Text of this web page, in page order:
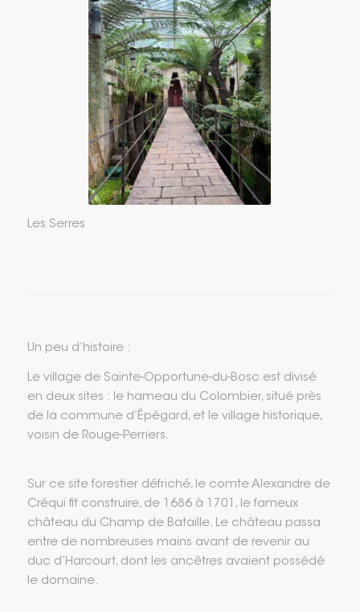
Les Serres
Un peu d’histoire :
Le village de Sainte-Opportune-du-Bosc est divisé
en deux sites : le hameau du Colombier, situé près
de la commune d’Épégard, et le village historique,
voisin de Rouge-Perriers.
Sur ce site forestier défriché, le comte Alexandre de
Créqui fit construire, de 1686 à 1701, le fameux
château du Champ de Bataille. Le château passa
entre de nombreuses mains avant de revenir au
duc d’Harcourt, dont les ancêtres avaient possédé
le domaine.